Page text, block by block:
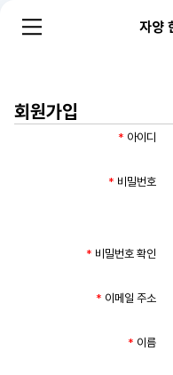
자양
회원가입
* 아이디
* 비밀번호
* 비밀번호 확인
* 이메일 주소
* 이름